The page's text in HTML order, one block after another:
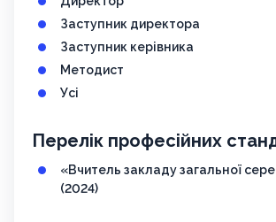
Заступник директора
Заступник керівника
Методист
Усі
Перелік професійних
«Вчитель закладу загальної
(2024)